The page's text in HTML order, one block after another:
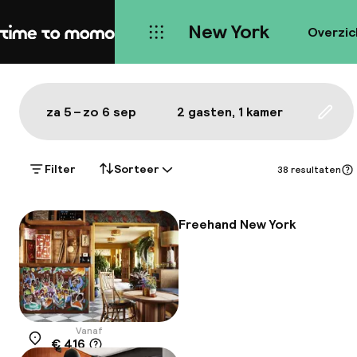
Home New York
Kaart New York: de beste
Toon op de kaart:
za 5 – zo 6 sep 2 gasten, 1 kamer
Filter Sorteer 38 resultaten
Freehand New York
Locatie
Vanaf
€ 416